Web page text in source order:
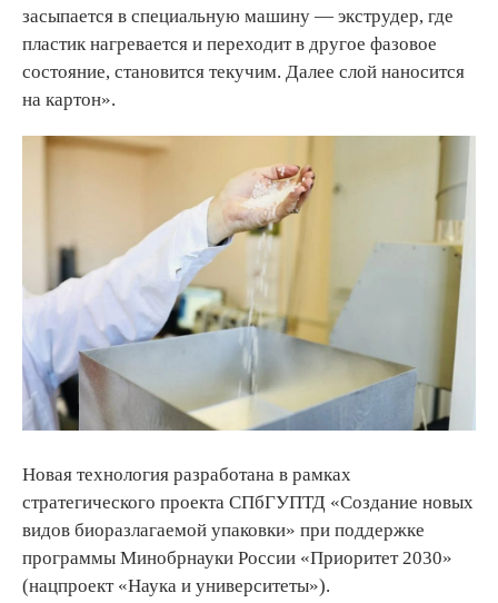
засыпается в специальную машину — экструдер, где
пластик нагревается и переходит в другое фазовое
состояние, становится текучим. Далее слой наносится
на картон».
Новая технология разработана в рамках
стратегического проекта СПбГУПТД «Создание новых
видов биоразлагаемой упаковки» при поддержке
программы Минобрнауки России «Приоритет 2030»
(нацпроект «Наука и университеты»).